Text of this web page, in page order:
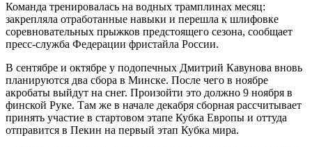
Команда тренировалась на водных трамплинах месяц:
закрепляла отработанные навыки и перешла к шлифовке
соревновательных прыжков предстоящего сезона, сообщает
пресс-служба Федерации фристайла России.
В сентябре и октябре у подопечных Дмитрий Кавунова вновь
планируются два сбора в Минске. После чего в ноябре
акробаты выйдут на снег. Произойти это должно 9 ноября в
финской Руке. Там же в начале декабря сборная рассчитывает
принять участие в стартовом этапе Кубка Европы и оттуда
отправится в Пекин на первый этап Кубка мира.